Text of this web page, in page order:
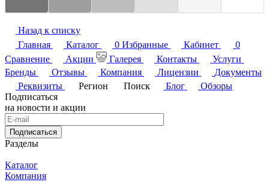
Назад к списку
Главная
Каталог 0 Избранные Кабинет
0
Сравнение
Акции Галерея Контакты
Услуги
Бренды
Отзывы Компания Лицензии
Документы
Реквизиты
Регион Поиск Блог
Обзоры
Подписаться
на новости и акции
Подписаться
Разделы
Каталог
Компания